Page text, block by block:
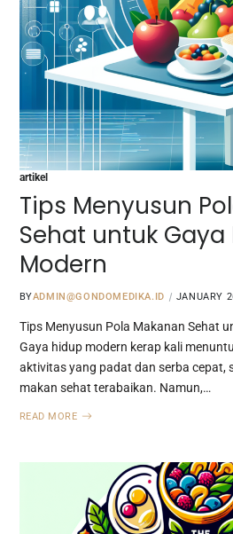
artikel
Tips Menyusun
Sehat untuk Gaya
Modern
BYADMIN@GONDOMEDIKA.ID JANUARY
Tips Menyusun Pola Makanan Sehat
Gaya hidup modern kerap kali
aktivitas yang padat dan serba cepat,
makan sehat terabaikan. Namun,…
READ MORE